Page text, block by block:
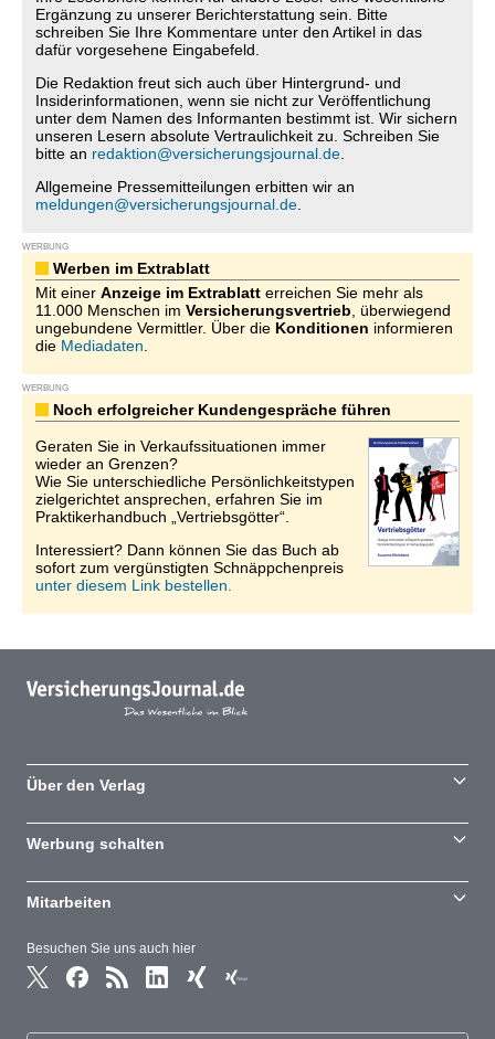
Ergänzung zu unserer Berichterstattung sein. Bitte
schreiben Sie Ihre Kommentare unter den Artikel in das
dafür vorgesehene Eingabefeld.
Die Redaktion freut sich auch über Hintergrund- und
Insiderinformationen, wenn sie nicht zur Veröffentlichung
unter dem Namen des Informanten bestimmt ist. Wir sichern
unseren Lesern absolute Vertraulichkeit zu. Schreiben Sie
bitte an redaktion@versicherungsjournal.de
Allgemeine Pressemitteilungen erbitten wir an
meldungen@versicherungsjournal.de
WERBUNG
Werben im Extrablatt
Mit einer Anzeige im Extrablatt erreichen Sie mehr als
11.000 Menschen im Versicherungsvertrieb , überwiegend
ungebundene Vermittler. Über die Konditionen informieren
die Mediadaten
WERBUNG
Noch erfolgreicher Kundengespräche führen
Geraten Sie in Verkaufssituationen immer
wieder an Grenzen?
Wie Sie unterschiedliche Persönlichkeitstypen
zielgerichtet ansprechen, erfahren Sie im
Praktikerhandbuch „Vertriebsgötter“.
Interessiert? Dann können Sie das Buch ab
sofort zum vergünstigten Schnäppchenpreis
unter diesem Link bestellen.
Besuchen Sie uns auch hier
Über den Verlag
Werbung schalten
Mitarbeiten